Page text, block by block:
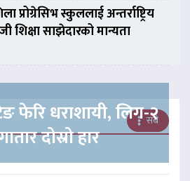
प्रोग्रेसिभ स्कुललाई अन्तर्राष्ट्रिय
शिक्षा साझेदारको मान्यता
सबै
फेरि धराशायी, लिग-२
दोस्रो हार